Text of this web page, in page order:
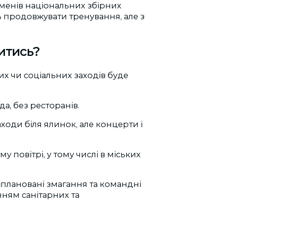
національних збірних
продовжувати тренування, але з
соціальних заходів буде
без ресторанів.
біля ялинок, але концерти і
у тому числі в міських
змагання та командні
санітарних та